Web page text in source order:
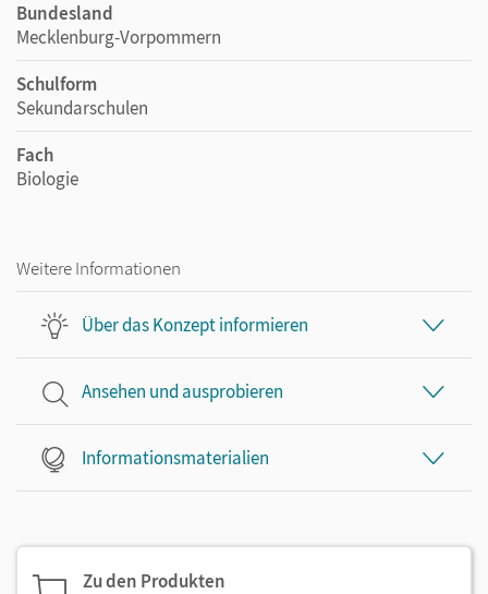
Bundesland
Mecklenburg-Vorpommern
Schulform
Sekundarschulen
Fach
Biologie
Weitere Informationen
Über das Konzept informieren
Ansehen und ausprobieren
Informationsmaterialien
Zu den Produkten